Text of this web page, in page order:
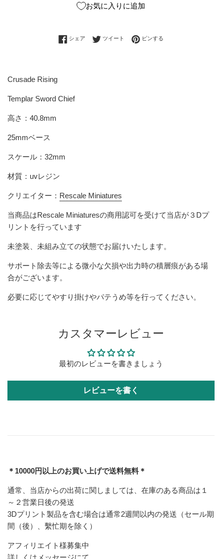
お気に入りに追加
シェア Facebookでシェアする
ツイート Twitterに投稿する
ピンする
Crusade Rising
Templar Sword Chief
高さ：40.8mm
25mmベース
スケール：32mm
材質：uvレジン
クリエイター： Rescale Miniatures
当商品はRescale Miniaturesの商用認可を受けて当店が３Dプ
リントを行っています
未塗装、未組み立ての状態でお届けいたします。
サポート除去等による微小な欠損や出力時の積層痕がある場
合がございます。
必要に応じてやすり掛けやパテうめ等を行ってください。
カスタマーレビュー
最初のレビューを書きましょう
レビューを書く
＊10000円以上のお買い上げで送料無料＊
通常、当店からの出荷に関しましては、在庫のある商品は１
～２営業日後の発送
3Dプリント製品を含む場合は通常2週間以内の発送（セール期
間（後）、繫忙期を除く）
アフィリエイト様募集中